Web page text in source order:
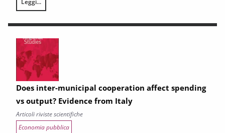
Leggi...
Resilient students: what are the factors behind the success of
Does inter-municipal cooperation affect spending
vs output? Evidence from Italy
Articoli riviste scientifiche
Economia pubblica